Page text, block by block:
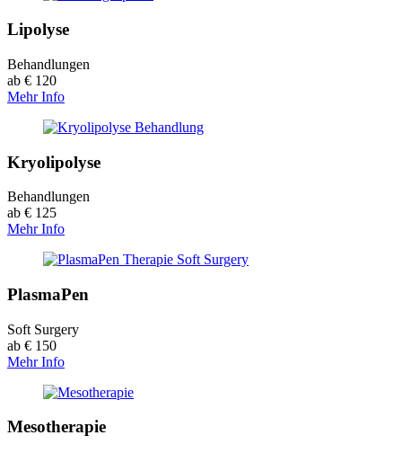
Lipolyse
Behandlungen
ab € 120
Mehr Info
Kryolipolyse
Behandlungen
ab € 125
Mehr Info
PlasmaPen
Soft Surgery
ab € 150
Mehr Info
Mesotherapie